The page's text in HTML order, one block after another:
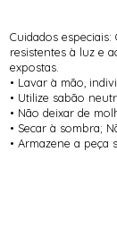
Cuidados
resistentes à luz e
expostas.
• Lavar à mão,
• Utilize sabão
• Não deixar de
• Secar à sombra;
• Armazene a peça